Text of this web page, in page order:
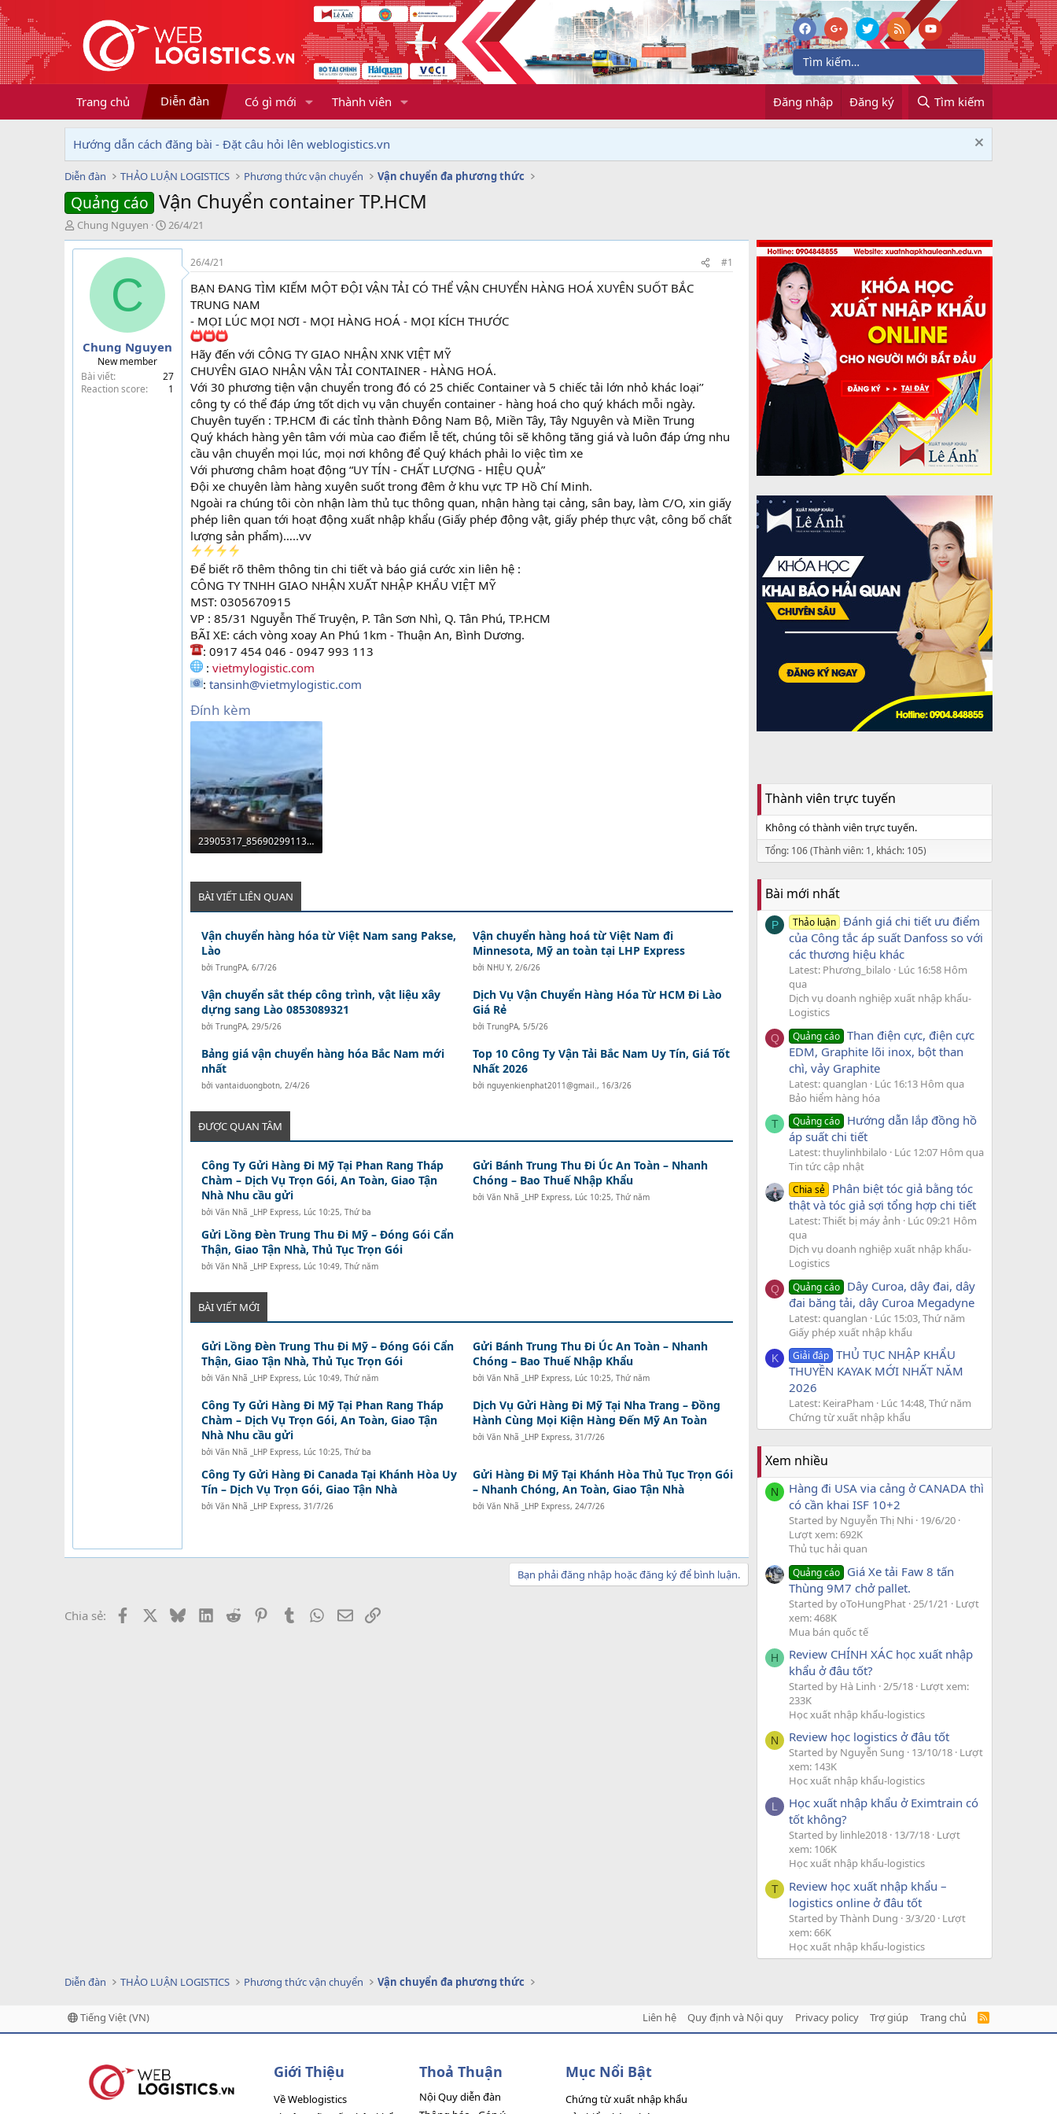
Trang chủ Diễn đàn Có gì mới Thành viên Đăng nhập Đăng ký Tìm kiếm
Hướng dẫn cách đăng bài - Đặt câu hỏi lên weblogistics.vn
Diễn đàn THẢO LUẬN LOGISTICS Phương thức vận chuyển Vận chuyển đa phương thức
Quảng cáo Vận Chuyển container TP.HCM
T
h
r
Chung Nguyen
N
g
à
26/4/21
C
Chung Nguyen
New member
Bài viết
27
Reaction score
1
26/4/21 #1
BẠN ĐANG TÌM KIẾM MỘT ĐỘI VẬN TẢI CÓ THỂ VẬN CHUYỂN HÀNG HOÁ XUYÊN SUỐT BẮC
TRUNG NAM
- MỌI LÚC MỌI NƠI - MỌI HÀNG HOÁ - MỌI KÍCH THƯỚC
Hãy đến với CÔNG TY GIAO NHẬN XNK VIỆT MỸ
CHUYÊN GIAO NHẬN VẬN TẢI CONTAINER - HÀNG HOÁ.
Với 30 phương tiện vận chuyển trong đó có 25 chiếc Container và 5 chiếc tải lớn nhỏ khác loại’’
công ty có thể đáp ứng tốt dịch vụ vận chuyển container - hàng hoá cho quý khách mỗi ngày.
Chuyên tuyến : TP.HCM đi các tỉnh thành Đông Nam Bộ, Miền Tây, Tây Nguyên và Miền Trung
Quý khách hàng yên tâm với mùa cao điểm lễ tết, chúng tôi sẽ không tăng giá và luôn đáp ứng nhu
cầu vận chuyển mọi lúc, mọi nơi không để Quý khách phải lo việc tìm xe
Với phương châm hoạt động “UY TÍN - CHẤT LƯỢNG - HIỆU QUẢ”
Đội xe chuyên làm hàng xuyên suốt trong đêm ở khu vực TP Hồ Chí Minh.
Ngoài ra chúng tôi còn nhận làm thủ tục thông quan, nhận hàng tại cảng, sân bay, làm C/O, xin giấy
phép liên quan tới hoạt động xuất nhập khẩu (Giấy phép động vật, giấy phép thực vật, công bố chất
lượng sản phẩm)…..vv
Để biết rõ thêm thông tin chi tiết và báo giá cước xin liên hệ :
CÔNG TY TNHH GIAO NHẬN XUẤT NHẬP KHẨU VIỆT MỸ
MST: 0305670915
VP : 85/31 Nguyễn Thế Truyện, P. Tân Sơn Nhì, Q. Tân Phú, TP.HCM
BÃI XE: cách vòng xoay An Phú 1km - Thuận An, Bình Dương.
: 0917 454 046 - 0947 993 113
: vietmylogistic.com
: tansinh@vietmylogistic.com
Đính kèm
23905317_856902991138275_2121874089428333860_n.jpg
BÀI VIẾT LIÊN QUAN
Vận chuyển hàng hóa từ Việt Nam sang Pakse,
Lào
bởi TrungPA, 6/7/26
Vận chuyển hàng hoá từ Việt Nam đi
Minnesota, Mỹ an toàn tại LHP Express
bởi NHU Y, 2/6/26
Vận chuyển sắt thép công trình, vật liệu xây
dựng sang Lào 0853089321
bởi TrungPA, 29/5/26
Dịch Vụ Vận Chuyển Hàng Hóa Từ HCM Đi Lào
Giá Rẻ
bởi TrungPA, 5/5/26
Bảng giá vận chuyển hàng hóa Bắc Nam mới
nhất
bởi vantaiduongbotn, 2/4/26
Top 10 Công Ty Vận Tải Bắc Nam Uy Tín, Giá Tốt
Nhất 2026
bởi nguyenkienphat2011@gmail. , 16/3/26
ĐƯỢC QUAN TÂM
Công Ty Gửi Hàng Đi Mỹ Tại Phan Rang Tháp
Chàm – Dịch Vụ Trọn Gói, An Toàn, Giao Tận
Nhà Nhu cầu gửi
bởi Văn Nhã _LHP Express, Lúc 10:25, Thứ ba
Gửi Bánh Trung Thu Đi Úc An Toàn – Nhanh
Chóng – Bao Thuế Nhập Khẩu
bởi Văn Nhã _LHP Express, Lúc 10:25, Thứ năm
Gửi Lồng Đèn Trung Thu Đi Mỹ – Đóng Gói Cẩn
Thận, Giao Tận Nhà, Thủ Tục Trọn Gói
bởi Văn Nhã _LHP Express, Lúc 10:49, Thứ năm
BÀI VIẾT MỚI
Gửi Lồng Đèn Trung Thu Đi Mỹ – Đóng Gói Cẩn
Thận, Giao Tận Nhà, Thủ Tục Trọn Gói
bởi Văn Nhã _LHP Express, Lúc 10:49, Thứ năm
Gửi Bánh Trung Thu Đi Úc An Toàn – Nhanh
Chóng – Bao Thuế Nhập Khẩu
bởi Văn Nhã _LHP Express, Lúc 10:25, Thứ năm
Công Ty Gửi Hàng Đi Mỹ Tại Phan Rang Tháp
Chàm – Dịch Vụ Trọn Gói, An Toàn, Giao Tận
Nhà Nhu cầu gửi
bởi Văn Nhã _LHP Express, Lúc 10:25, Thứ ba
Dịch Vụ Gửi Hàng Đi Mỹ Tại Nha Trang – Đồng
Hành Cùng Mọi Kiện Hàng Đến Mỹ An Toàn
bởi Văn Nhã _LHP Express, 31/7/26
Công Ty Gửi Hàng Đi Canada Tại Khánh Hòa Uy
Tín – Dịch Vụ Trọn Gói, Giao Tận Nhà
bởi Văn Nhã _LHP Express, 31/7/26
Gửi Hàng Đi Mỹ Tại Khánh Hòa Thủ Tục Trọn Gói
– Nhanh Chóng, An Toàn, Giao Tận Nhà
bởi Văn Nhã _LHP Express, 24/7/26
Bạn phải đăng nhập hoặc đăng ký để bình luận.
Chia sẻ: Facebook BlueskyLinkedIn
Reddit PinterestTumblr WhatsApp
EmailLink
Thành viên trực tuyến
Không có thành viên trực tuyến.
Tổng: 106 (Thành viên: 1, khách: 105)
Bài mới nhất
P Thảo luận Đánh giá chi tiết ưu điểm
của Công tắc áp suất Danfoss so với
các thương hiệu khác
Latest: Phương_bilalo
Lúc 16:58 Hôm
qua
Dịch vụ doanh nghiệp xuất nhập khẩu-
Logistics
Q Quảng cáo Than điện cực, điện cực
EDM, Graphite lõi inox, bột than
chì, vảy Graphite
Latest: quanglan
Lúc 16:13 Hôm qua
Bảo hiểm hàng hóa
T Quảng cáo Hướng dẫn lắp đồng hồ
áp suất chi tiết
Latest: thuylinhbilalo
Lúc 12:07 Hôm qua
Tin tức cập nhật
Chia sẻ Phân biệt tóc giả bằng tóc
thật và tóc giả sợi tổng hợp chi tiết
Latest: Thiết bị máy ảnh
Lúc 09:21 Hôm
qua
Dịch vụ doanh nghiệp xuất nhập khẩu-
Logistics
Q Quảng cáo Dây Curoa, dây đai, dây
đai băng tải, dây Curoa Megadyne
Latest: quanglan
Lúc 15:03, Thứ năm
Giấy phép xuất nhập khẩu
K Giải đáp THỦ TỤC NHẬP KHẨU
THUYỀN KAYAK MỚI NHẤT NĂM
2026
Latest: KeiraPham
Lúc 14:48, Thứ năm
Chứng từ xuất nhập khẩu
Xem nhiều
N
Hàng đi USA via cảng ở CANADA thì
có cần khai ISF 10+2
Started by Nguyễn Thị Nhi 19/6/20
Lượt xem: 692K
Thủ tục hải quan
Quảng cáo Giá Xe tải Faw 8 tấn
Thùng 9M7 chở pallet.
Started by oToHungPhat 25/1/21
Lượt
xem: 468K
Mua bán quốc tế
H
Review CHÍNH XÁC học xuất nhập
khẩu ở đâu tốt?
Started by Hà Linh 2/5/18 Lượt xem:
233K
Học xuất nhập khẩu-logistics
N Review học logistics ở đâu tốt
Started by Nguyễn Sung 13/10/18 Lượt
xem: 143K
Học xuất nhập khẩu-logistics
L
Học xuất nhập khẩu ở Eximtrain có
tốt không?
Started by linhle2018 13/7/18 Lượt
xem: 106K
Học xuất nhập khẩu-logistics
T
Review học xuất nhập khẩu –
logistics online ở đâu tốt
Started by Thành Dung 3/3/20 Lượt
xem: 66K
Học xuất nhập khẩu-logistics
Diễn đàn THẢO LUẬN LOGISTICS Phương thức vận chuyển Vận chuyển đa phương thức
Tiếng Việt (VN) Liên hệ Quy định và Nội quy Privacy policy Trợ giúp Trang chủ
R
Giới Thiệu
Về Weblogistics
Thoả Thuận
Nội Quy diễn đàn
Mục Nổi Bật
Chứng từ xuất nhập khẩu